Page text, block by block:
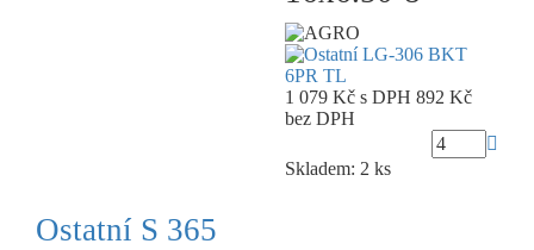
1 079 Kč s DPH 892 Kč
bez DPH
Skladem: 2 ks
Ostatní S 365